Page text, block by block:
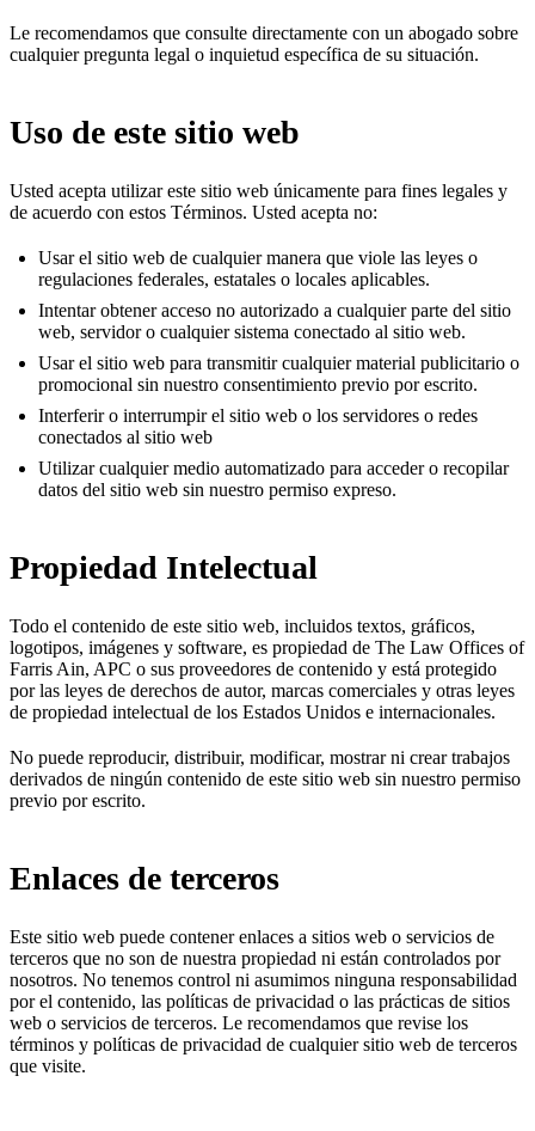
Le recomendamos que consulte directamente con un abogado sobre
cualquier pregunta legal o inquietud específica de su situación.
Uso de este sitio web
Usted acepta utilizar este sitio web únicamente para fines legales y
de acuerdo con estos Términos. Usted acepta no:
Usar el sitio web de cualquier manera que viole las leyes o
regulaciones federales, estatales o locales aplicables.
Intentar obtener acceso no autorizado a cualquier parte del sitio
web, servidor o cualquier sistema conectado al sitio web.
Usar el sitio web para transmitir cualquier material publicitario o
promocional sin nuestro consentimiento previo por escrito.
Interferir o interrumpir el sitio web o los servidores o redes
conectados al sitio web
Utilizar cualquier medio automatizado para acceder o recopilar
datos del sitio web sin nuestro permiso expreso.
Propiedad Intelectual
Todo el contenido de este sitio web, incluidos textos, gráficos,
logotipos, imágenes y software, es propiedad de The Law Offices of
Farris Ain, APC o sus proveedores de contenido y está protegido
por las leyes de derechos de autor, marcas comerciales y otras leyes
de propiedad intelectual de los Estados Unidos e internacionales.
No puede reproducir, distribuir, modificar, mostrar ni crear trabajos
derivados de ningún contenido de este sitio web sin nuestro permiso
previo por escrito.
Enlaces de terceros
Este sitio web puede contener enlaces a sitios web o servicios de
terceros que no son de nuestra propiedad ni están controlados por
nosotros. No tenemos control ni asumimos ninguna responsabilidad
por el contenido, las políticas de privacidad o las prácticas de sitios
web o servicios de terceros. Le recomendamos que revise los
términos y políticas de privacidad de cualquier sitio web de terceros
que visite.